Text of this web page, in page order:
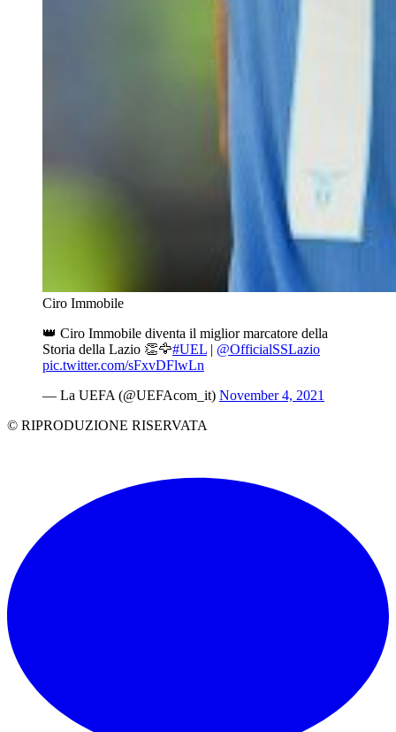
Ciro Immobile
👑 Ciro Immobile diventa il miglior marcatore della
Storia della Lazio 👏🦅#UEL | @OfficialSSLazio
pic.twitter.com/sFxvDFlwLn
— La UEFA (@UEFAcom_it) November 4, 2021
© RIPRODUZIONE RISERVATA